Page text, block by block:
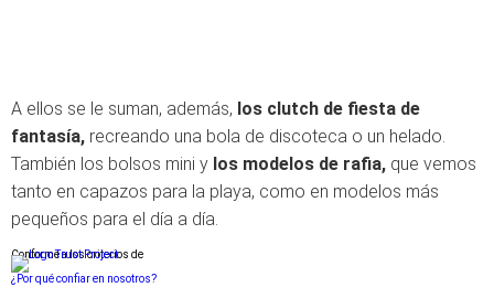
A ellos se le suman, además, los clutch de fiesta de
fantasía, recreando una bola de discoteca o un helado.
También los bolsos mini y los modelos de rafia, que vemos
tanto en capazos para la playa, como en modelos más
pequeños para el día a día.
Conforme a los criterios de
¿Por qué confiar en nosotros?